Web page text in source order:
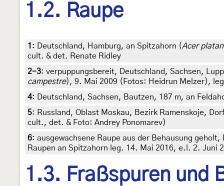
1.2. Raupe
1 : Deutschland, Hamburg, an Spitzahorn (Acer
cult. & det. Renate Ridley
2-3: verpuppungsbereit, Deutschland, Sachsen,
campestre), 9. Mai 2009 (Fotos: Heidrun Melzer),
4:
Deutschland, Sachsen, Bautzen, 187 m, an
5: Russland, Oblast Moskau, Bezirk Ramenskoje,
cult., det. & Foto: Andrey Ponomarev)
6: ausgewachsene Raupe aus der Behausung
Raupen an Spitzahorn leg. 14. Mai 2016, e.l. 2.
1.3. Fraßspuren und